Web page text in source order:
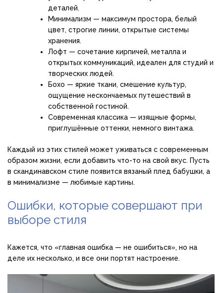
деталей.
Минимализм — максимум простора, белый
цвет, строгие линии, открытые системы
хранения.
Лофт — сочетание кирпичей, металла и
открытых коммуникаций, идеален для студий и
творческих людей.
Бохо — яркие ткани, смешение культур,
ощущение нескончаемых путешествий в
собственной гостиной.
Современная классика — изящные формы,
приглушённые оттенки, немного винтажа.
Каждый из этих стилей может уживаться с современным
образом жизни, если добавить что-то на свой вкус. Пусть
в скандинавском стиле появится вязаный плед бабушки, а
в минимализме — любимые картины.
Ошибки, которые совершают при
выборе стиля
Кажется, что «главная ошибка — не ошибиться», но на
деле их несколько, и все они портят настроение.